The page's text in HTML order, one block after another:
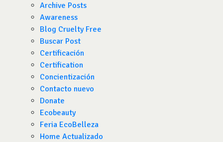
Archive Posts
Awareness
Blog Cruelty Free
Buscar Post
Certificación
Certification
Concientización
Contacto nuevo
Donate
Ecobeauty
Feria EcoBelleza
Home Actualizado